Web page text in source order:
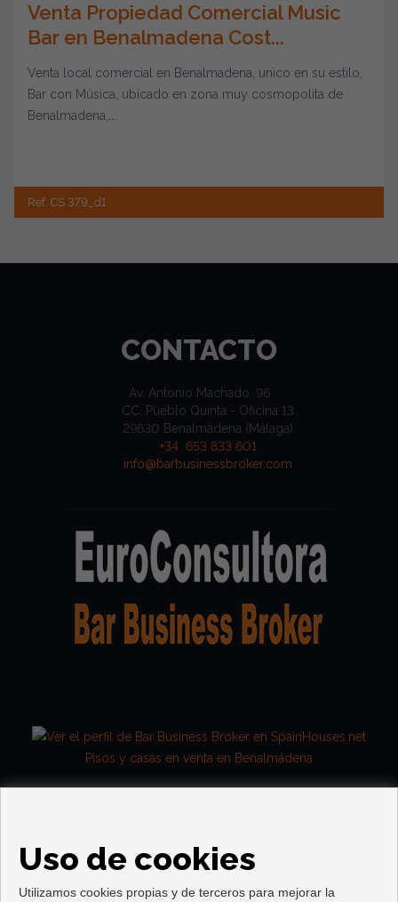
Venta Propiedad Comercial Music
Bar en Benalmadena Cost...
Venta local comercial en Benalmadena, unico en su estilo,
Bar con Música, ubicado en zona muy cosmopolita de
Benalmadena,...
Ref. CS 379_d1
CONTACTO
Av. Antonio Machado, 96
CC. Pueblo Quinta - Oficina 13
29630 Benalmádena (Málaga)
+34 653 833 601
info@barbusinessbroker.com
Pisos y casas en venta en Benalmádena
Uso de cookies
Utilizamos cookies propias y de terceros para mejorar la